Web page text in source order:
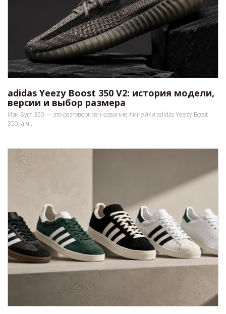
adidas Yeezy Boost 350 V2: история модели,
версии и выбор размера
Изи Буст 350 — это разговорное название линейки adidas Yeezy Boost
350, а ч...